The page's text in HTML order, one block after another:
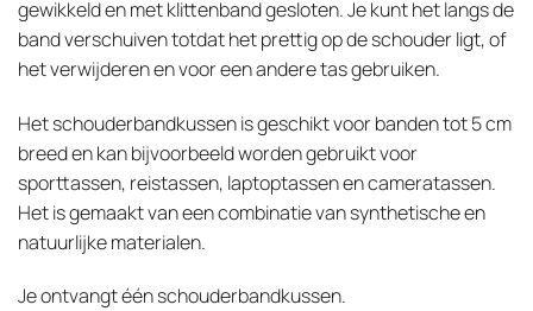
gewikkeld en met klittenband gesloten. Je kunt het langs de
band verschuiven totdat het prettig op de schouder ligt, of
het verwijderen en voor een andere tas gebruiken.
Het schouderbandkussen is geschikt voor banden tot 5 cm
breed en kan bijvoorbeeld worden gebruikt voor
sporttassen, reistassen, laptoptassen en cameratassen.
Het is gemaakt van een combinatie van synthetische en
natuurlijke materialen.
Je ontvangt één schouderbandkussen.